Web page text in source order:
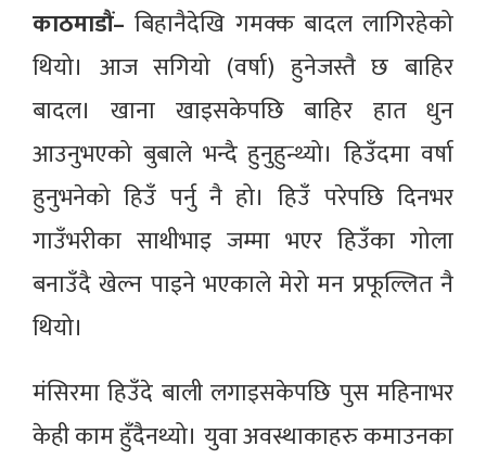
काठमाडौं– बिहानैदेखि गमक्क बादल लागिरहेको
थियो। आज सगियो (वर्षा) हुनेजस्तै छ बाहिर
बादल। खाना खाइसकेपछि बाहिर हात धुन
आउनुभएको बुबाले भन्दै हुनुहुन्थ्यो। हिउँदमा वर्षा
हुनुभनेको हिउँ पर्नु नै हो। हिउँ परेपछि दिनभर
गाउँभरीका साथीभाइ जम्मा भएर हिउँका गोला
बनाउँदै खेल्न पाइने भएकाले मेरो मन प्रफूल्लित नै
थियो।
मंसिरमा हिउँदे बाली लगाइसकेपछि पुस महिनाभर
केही काम हुँदैनथ्यो। युवा अवस्थाकाहरु कमाउनका